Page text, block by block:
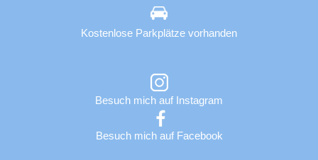
Kostenlose Parkplätze vorhanden
Besuch mich auf Instagram
Besuch mich auf Facebook